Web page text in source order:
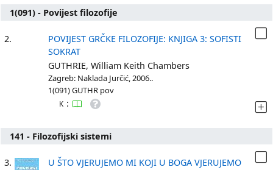
1(091) - Povijest filozofije
2.
POVIJEST GRČKE FILOZOFIJE: KNJIGA 3: SOFISTI
SOKRAT
GUTHRIE, William Keith Chambers
Zagreb: Naklada Jurčić, 2006..
1(091) GUTHR pov
K :
141 - Filozofijski sistemi
3.
U ŠTO VJERUJEMO MI KOJI U BOGA VJERUJEMO